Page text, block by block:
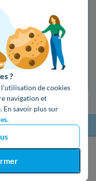
?
de cookies
navigation et
En savoir plus sur
gratuit
installateurs